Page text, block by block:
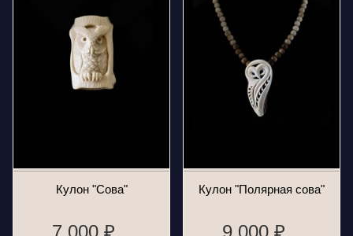
Кулон "Сова"
7 000 ₽
Кулон "Полярная сова"
9 000 ₽